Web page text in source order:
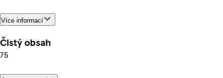
Více informací
Čistý obsah
75